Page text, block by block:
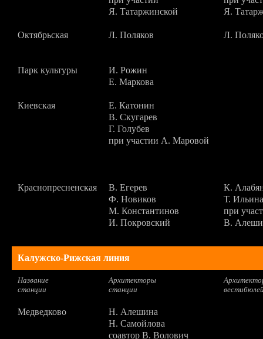
Я. Татаржинской
Я.
Октябрьская Л. Поляков Л.
Парк культуры
И. Рожин
Е. Маркова
Киевская
Е. Катонин
В. Скугарев
Г. Голубев
при участии А. Маровой
Краснопресненская
В. Егерев
Ф. Новиков
М. Константинов
И. Покровский
К.
Т. Ильина
при
В.
Калужско-Рижская линия
Название
станции
Архитекторы
станции
Медведково
Н. Алешина
Н. Самойлова
соавтор В. Волович